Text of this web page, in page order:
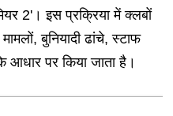
2'। इस प्रक्रिया में क्लबों
बुनियादी ढांचे, स्टाफ
पर किया जाता है।